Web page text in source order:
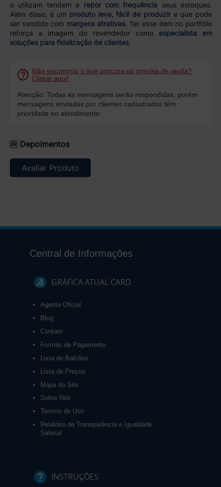
o utilizam tendem a repor com frequência seus estoques.
Além disso, é um produto leve, fácil de produzire que pode
ser vendido com margens atrativas. Ter esse item no portfólio
reforça a imagem do revendedor como especialista em
soluções para fidelização de clientes.
Não encontrou o que procura ou precisa de ajuda?
Clique aqui!
Atenção: Todas as mensagens serão respondidas, porém
mensagens enviadas por clientes cadastrados têm
prioridade no atendimento.
Depoimentos
Avaliar Produto
Central de Informações
GRÁFICA ATUAL CARD
Agente Oficial
Blog
Contato
Formas de Pagamento
Lista de Balcões
Lista de Preços
Mapa do Site
Sobre Nós
Termos de Uso
Relatório de Transparência e Igualdade
Salarial
INSTRUÇÕES